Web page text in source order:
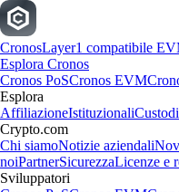
CronosLayer1 compatibile
Esplora Cronos
Cronos PoSCronos EVM
Esplora
AffiliazioneIstituzionali
Crypto.com
Chi siamoNotizie aziendali
noiPartnerSicurezzaLicenze e
Sviluppatori